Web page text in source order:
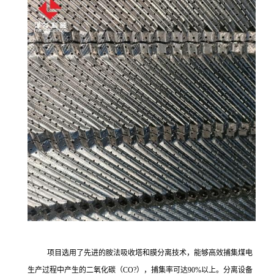
项目选用了先进的胺法吸收塔和膜分离技术，能够高效捕集煤电
生产过程中产生的二氧化碳（CO?），捕集率可达90%以上。分离设备